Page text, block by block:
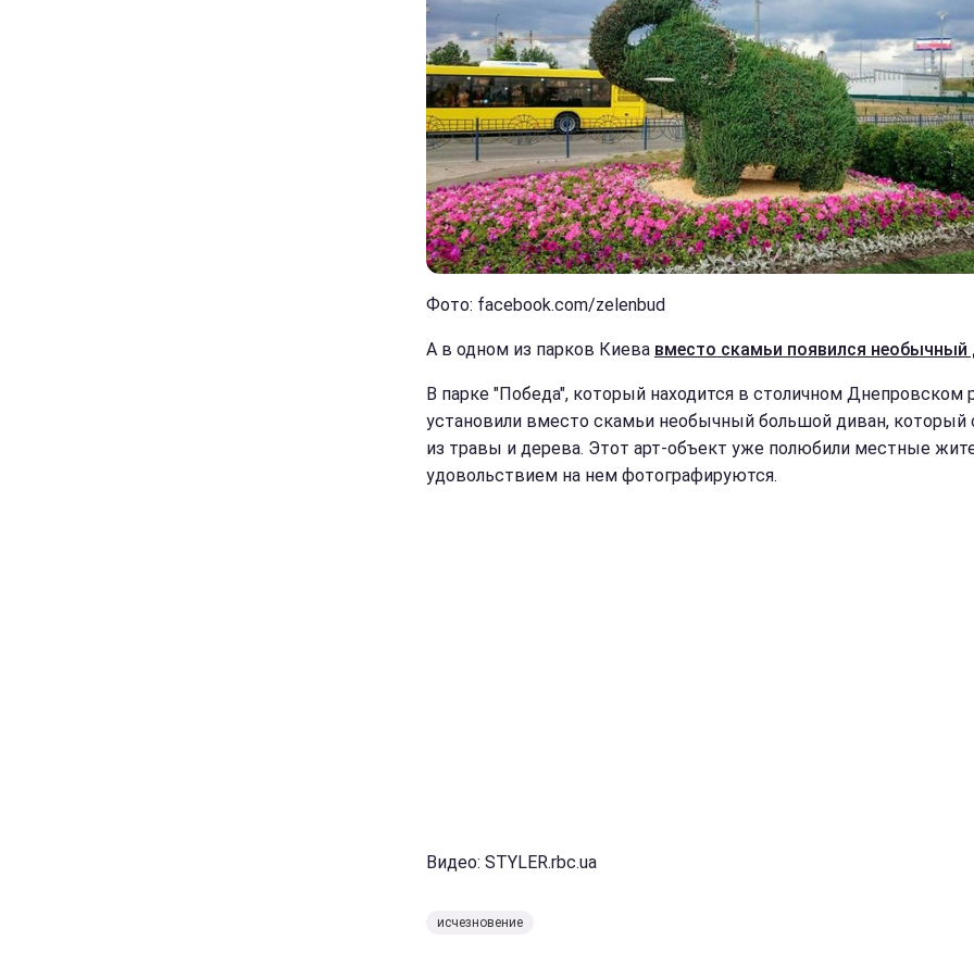
Фото: facebook.com/zelenbud
А в одном из парков Киева вместо скамьи появился необычный
В парке "Победа", который находится в столичном Днепровском
установили вместо скамьи необычный большой диван, который
из травы и дерева. Этот арт-объект уже полюбили местные
удовольствием на нем фотографируются.
Видео: STYLER.rbc.ua
исчезновение